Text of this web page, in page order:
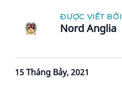
ĐƯỢC VIẾT BỞI
Nord Anglia
15 Tháng Bảy, 2021